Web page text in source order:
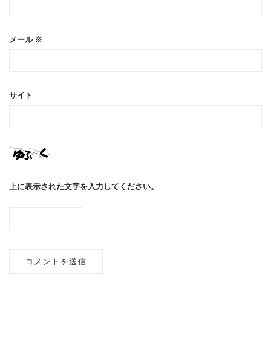
メール ※
サイト
上に表示された文字を入力してください。